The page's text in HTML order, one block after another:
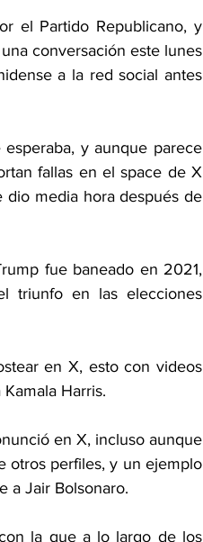
el Partido Republicano, y
conversación este lunes
a la red social antes
y aunque parece
fallas en el space de X
dio media hora después de
fue baneado en 2021,
triunfo en las elecciones
en X, esto con videos
Harris.
en X, incluso aunque
otros perfiles, y un ejemplo
a Jair Bolsonaro.
la que a lo largo de los